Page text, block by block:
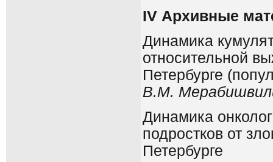
IV Архивные
Динамика
относительной
Петербурге
В.М.
Динамика
подростков от
Петербурге